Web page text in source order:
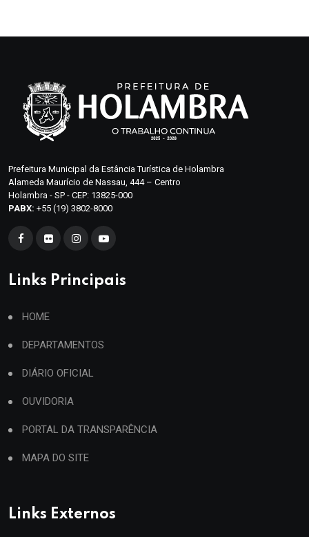
Prefeitura Municipal da Estância Turística de Holambra
Alameda Maurício de Nassau, 444 – Centro
Holambra - SP - CEP: 13825-000
PABX: +55 (19) 3802-8000
Links Principais
HOME
DEPARTAMENTOS
DIÁRIO OFICIAL
OUVIDORIA
PORTAL DA TRANSPARÊNCIA
MAPA DO SITE
Links Externos